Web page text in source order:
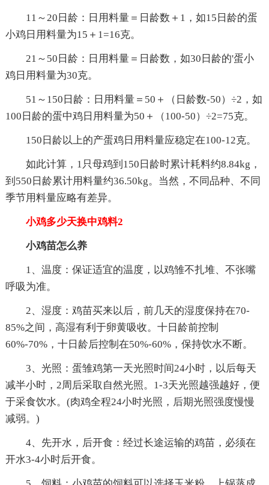
11～20日龄：日用料量＝日龄数＋1，如15日龄的蛋
小鸡日用料量为15＋1=16克。
21～50日龄：日用料量＝日龄数，如30日龄的'蛋小
鸡日用料量为30克。
51～150日龄：日用料量＝50＋（日龄数-50）÷2，如
100日龄的蛋中鸡日用料量为50＋（100-50）÷2=75克。
150日龄以上的产蛋鸡日用料量应稳定在100-12克。
如此计算，1只母鸡到150日龄时累计耗料约8.84kg，
到550日龄累计用料量约36.50kg。当然，不同品种、不同
季节用料量应略有差异。
小鸡多少天换中鸡料2
小鸡苗怎么养
1、温度：保证适宜的温度，以鸡雏不扎堆、不张嘴
呼吸为准。
2、湿度：鸡苗买来以后，前几天的湿度保持在70-
85%之间，高湿有利于卵黄吸收。十日龄前控制
60%-70%，十日龄后控制在50%-60%，保持饮水不断。
3、光照：蛋雏鸡第一天光照时间24小时，以后每天
减半小时，2周后采取自然光照。1-3天光照越强越好，便
于采食饮水。(肉鸡全程24小时光照，后期光照强度慢慢
减弱。)
4、先开水，后开食：经过长途运输的鸡苗，必须在
开水3-4小时后开食。